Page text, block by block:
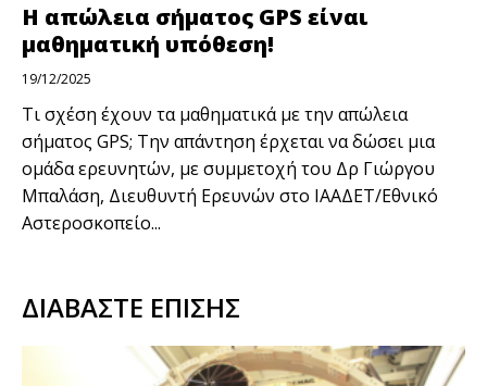
Η απώλεια σήματος GPS είναι
μαθηματική υπόθεση!
19/12/2025
Τι σχέση έχουν τα μαθηματικά με την απώλεια
σήματος GPS; Την απάντηση έρχεται να δώσει μια
ομάδα ερευνητών, με συμμετοχή του Δρ Γιώργου
Μπαλάση, Διευθυντή Ερευνών στο ΙΑΑΔΕΤ/Εθνικό
Αστεροσκοπείο...
ΔΙΑΒΑΣΤΕ ΕΠΙΣΗΣ